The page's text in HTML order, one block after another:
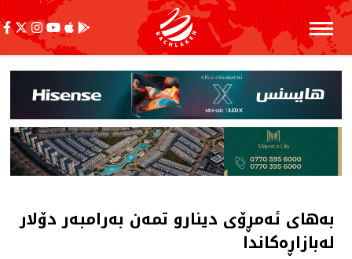
بەهای ئەمڕۆی دینارو تمەن بەرامبەر دۆلار
لەبازاڕەكاندا